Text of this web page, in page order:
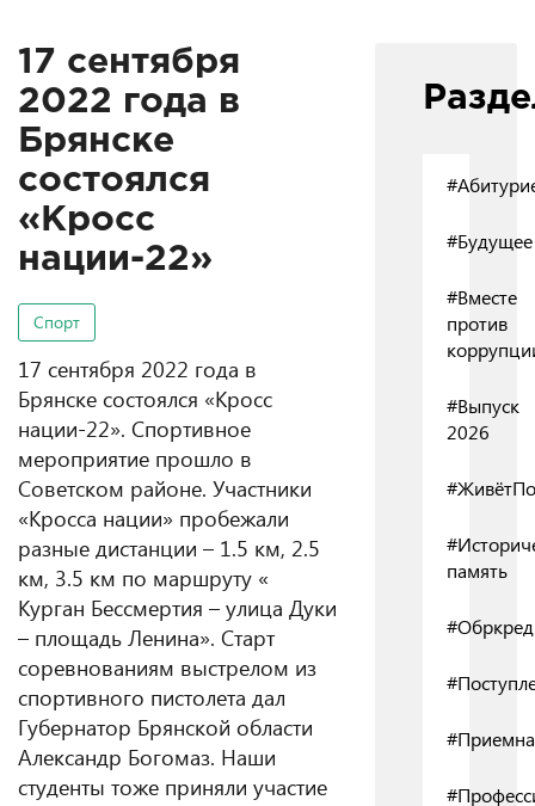
17 сентября
2022 года в
Брянске
состоялся
«Кросс
нации-22»
Спорт
17 сентября 2022 года в
Брянске состоялся «Кросс
нации-22». Спортивное
мероприятие прошло в
Советском районе. Участники
«Кросса нации» пробежали
разные дистанции – 1.5 км, 2.5
км, 3.5 км по маршруту «
Курган Бессмертия – улица Дуки
– площадь Ленина». Старт
соревнованиям выстрелом из
спортивного пистолета дал
Губернатор Брянской области
Александр Богомаз. Наши
студенты тоже приняли участие
#Будущее
#Вместе
против
#Выпуск
2026
память